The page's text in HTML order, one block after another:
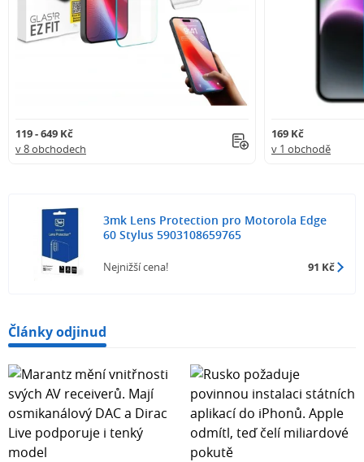
119 - 649 Kč
v 8 obchodech
169 Kč
v 1 obchodě
3mk Lens Protection pro Motorola Edge
60 Stylus 5903108659765
Nejnižší cena! 91 Kč
Články odjinud